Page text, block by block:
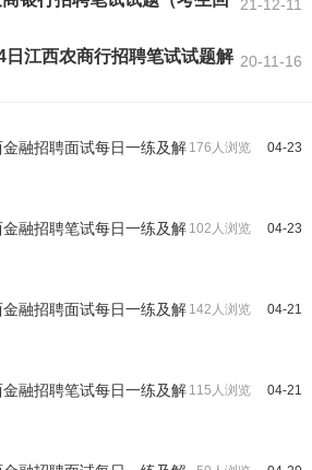
21-12-11
20-11-16
日江西农商行招聘笔试试题解
04-23
176人浏览
融招聘面试每日一练及解
04-23
102人浏览
融招聘笔试每日一练及解
04-21
142人浏览
融招聘面试每日一练及解
04-21
115人浏览
融招聘笔试每日一练及解